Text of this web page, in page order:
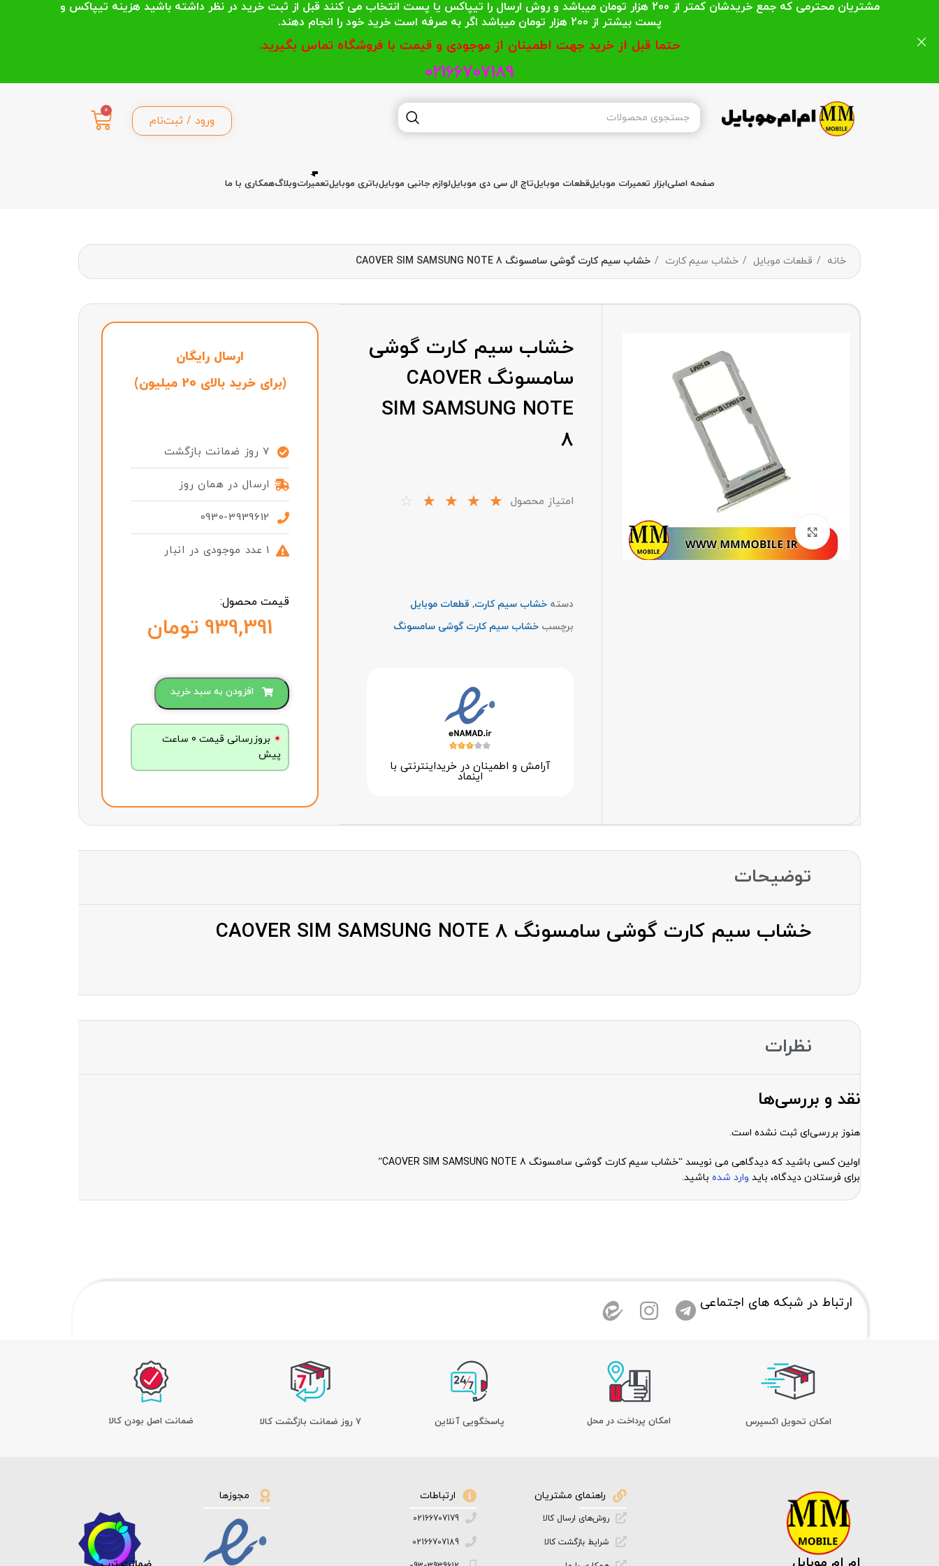
ورود / ثبت‌نام
0
صفحه اصلیابزار تعمیرات موبایلقطعات موبایلتاچ ال سی دی موبایللوازم جانبی موبایلباتری موبایلتعمیراتوبلاگهمکاری با ما
خانه قطعات موبایل خشاب سیم کارت خشاب سیم کارت گوشی سامسونگ CAOVER SIM SAMSUNG NOTE 8
خشاب سیم کارت گوشی
سامسونگ CAOVER
SIM SAMSUNG NOTE
8
امتیاز محصول ☆
☆
☆
☆
☆
دسته خشاب سیم کارت, قطعات موبایل
برچسب خشاب سیم کارت گوشی سامسونگ
آرامش و اطمینان در خرید‌اینترنتی با
اینماد
ارسال رایگان
(برای خرید بالای 20 میلیون)
7 روز ضمانت بازگشت
ارسال در همان روز
0930-3939612
1 عدد موجودی در انبار
قیمت محصول:
تومان
افزودن به سبد خرید
بروزرسانی قیمت 0 ساعت
پیش
توضیحات
خشاب سیم کارت گوشی سامسونگ CAOVER SIM SAMSUNG NOTE 8
نظرات
نقد و بررسی‌ها
هنوز بررسی‌ای ثبت نشده است.
اولین کسی باشید که دیدگاهی می نویسد “خشاب سیم کارت گوشی سامسونگ CAOVER SIM SAMSUNG NOTE 8”
برای فرستادن دیدگاه، باید وارد شده باشید.
ارتباط در شبکه های اجتماعی
اﻣﮑﺎن ﺗﺤﻮﯾﻞ اﮐﺴﭙﺮس امکان پرداخت در محل پاسخگویی آنلاین 7 روز ضمانت بازگشت کالا ﺿﻤﺎﻧﺖ اﺻﻞ ﺑﻮدن ﮐﺎﻟﺎ
راهنمای مشتریان
روش‌های ارسال کالا
شرایط بازگشت کالا
ارتباطات
02166707179
02166707189
مجوزها
مشتریان محترمی که جمع خریدشان کمتر از 200 هزار تومان میباشد و روش ارسال را تیپاکس یا پست انتخاب می کنند قبل از ثبت خرید در نظر داشته باشید هزینه تیپاکس و
پست بیشتر از 200 هزار تومان میباشد اگر به صرفه است خرید خود را انجام دهند.
حتما قبل از خرید جهت اطمینان از موجودی و قیمت با فروشگاه تماس بگیرید.
02166707189